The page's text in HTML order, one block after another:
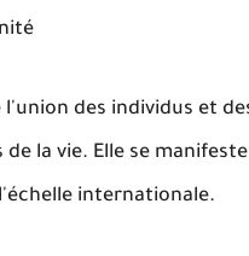
des individus et
la vie. Elle se
internationale.